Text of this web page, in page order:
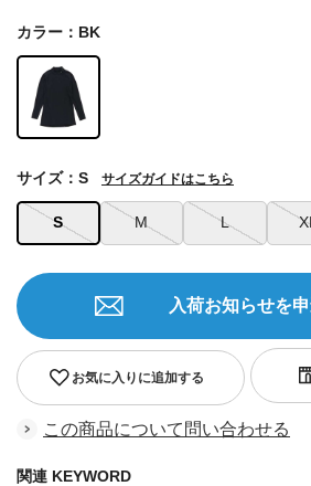
カラー：BK
S M L
サイズ：S サイズガイドはこちら
お気に入りに追加する
入荷お知らせを
この商品について問い合わせる
関連 KEYWORD